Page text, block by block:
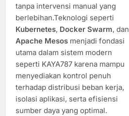
tanpa intervensi manual yang
berlebihan.Teknologi seperti
Kubernetes, Docker Swarm, dan
Apache Mesos menjadi fondasi
utama dalam sistem modern
seperti KAYA787 karena mampu
menyediakan kontrol penuh
terhadap distribusi beban kerja,
isolasi aplikasi, serta efisiensi
sumber daya yang optimal.